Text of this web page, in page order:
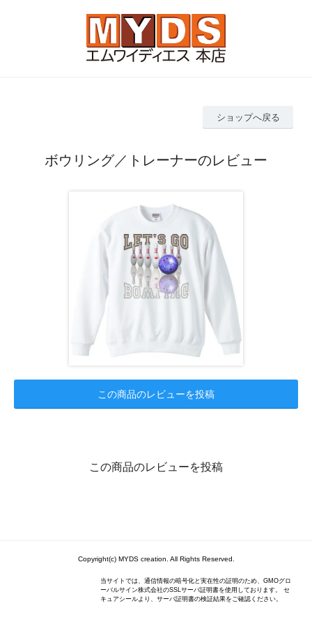
ショップへ戻る
ボウリング／トレーナーのレビュー
この商品のレビューを投稿
この商品のレビューを投稿
Copyright(c) MYDS creation. All Rights Reserved.
当サイトでは、通信情報の暗号化と実在性の証明のため、GMOグロ
ーバルサイン株式会社のSSLサーバ証明書を使用しております。 セ
キュアシールより、サーバ証明書の検証結果をご確認ください。